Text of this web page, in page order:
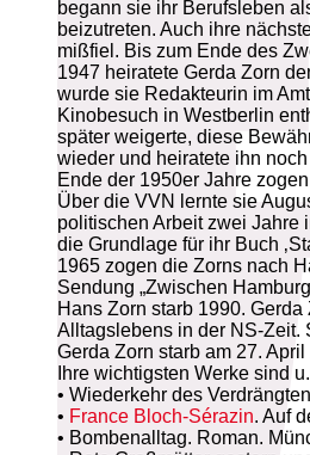
begann sie ihr Berufsleben
beizutreten. Auch ihre
mißfiel. Bis zum Ende des
1947 heiratete Gerda Zorn
wurde sie Redakteurin im
Kinobesuch in Westberlin
später weigerte, diese
wieder und heiratete ihn
Ende der 1950er Jahre
Über die VVN lernte sie
politischen Arbeit zwei Jahre
die Grundlage für ihr Buch
1965 zogen die Zorns nach
Sendung „Zwischen
Hans Zorn starb 1990.
Alltagslebens in der NS-Zeit.
Gerda Zorn starb am 27.
Ihre wichtigsten Werke sind
• Wiederkehr des
• France Bloch-Sérazin. Auf
• Bombenalltag. Roman.